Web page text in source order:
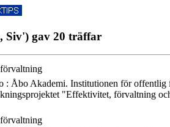
Siv') gav 20 träffar
Åbo Akademi. Institutionen för
"Effektivitet, förvaltning